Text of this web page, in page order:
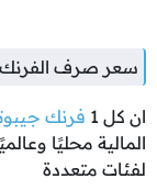
سعر صرف الفرنك
ان كل 1 فرنك
المالية محليًا
لفئات متعددة